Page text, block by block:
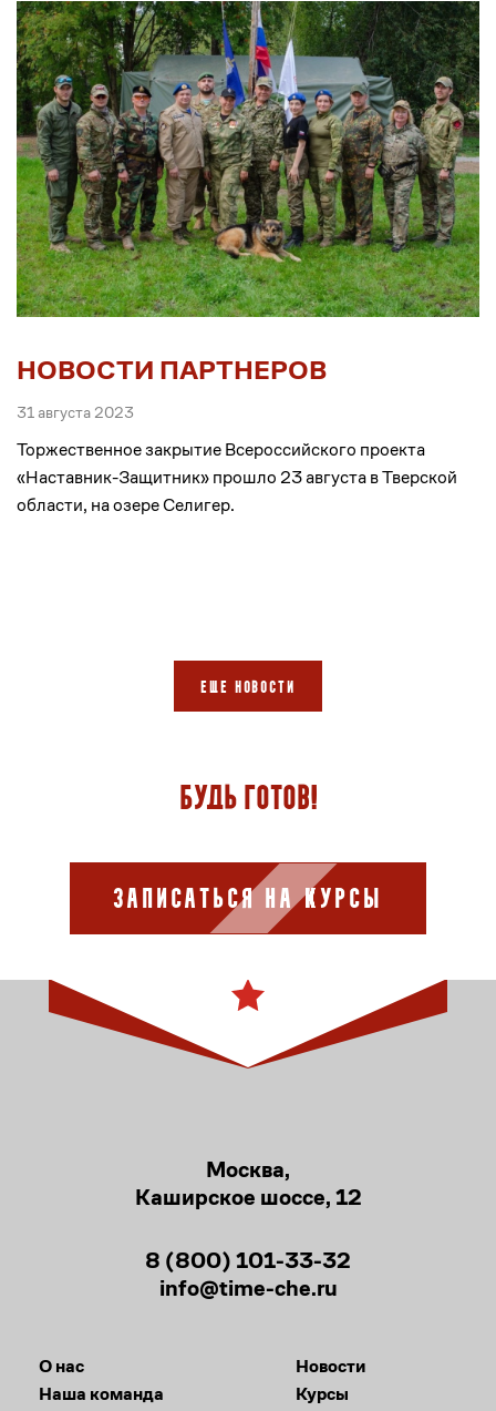
НОВОСТИ ПАРТНЕРОВ
31 августа 2023
Торжественное закрытие Всероссийского проекта
«Наставник-Защитник» прошло 23 августа в Тверской
области, на озере Селигер.
ЕЩЕ НОВОСТИ
Будь готов!
Записаться на курсы
О нас
Наша команда
Новости
Курсы
Москва,
Каширское шоссе, 12
8 (800) 101-33-32
info@time-che.ru